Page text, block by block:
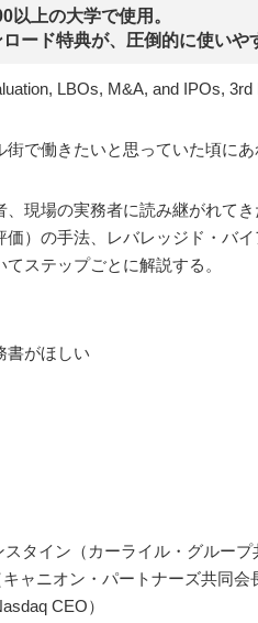
以上の大学で使用。
ード特典が、圧倒的に使いや
LBOs, M&A, and IPOs, 3rd
街で働きたいと思っていた頃
現場の実務者に読み継がれてき
）の手法、レバレッジド・バ
ステップごとに解説する。
書がほしい
タイン（カーライル・グループ
ャニオン・パートナーズ共同会
CEO）